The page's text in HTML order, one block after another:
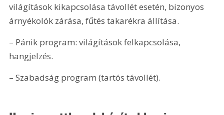
világítások kikapcsolása távollét esetén, bizonyos
árnyékolók zárása, fűtés takarékra állítása.
– Pánik program: világítások felkapcsolása,
hangjelzés.
– Szabadság program (tartós távollét).